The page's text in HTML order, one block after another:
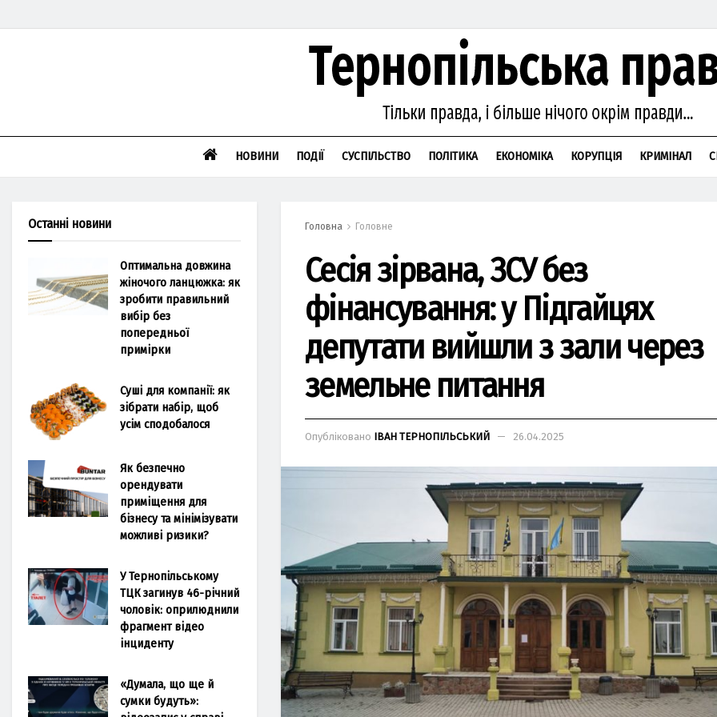
НОВИНИ ПОДІЇ СУСПІЛЬСТВО ПОЛІТИКА ЕКОНОМІКА КОРУПЦІЯ КРИМІНАЛ
Головна Головне
Сесія зірвана, ЗСУ без
фінансування: у Підгайцях
депутати вийшли з зали через
земельне питання
Опубліковано ІВАН ТЕРНОПІЛЬСЬКИЙ 26.04.2025
Останні новини
Оптимальна довжина
жіночого ланцюжка: як
зробити правильний
вибір без
попередньої
примірки
Суші для компанії: як
зібрати набір, щоб
усім сподобалося
Як безпечно
орендувати
приміщення для
бізнесу та мінімізувати
можливі ризики?
У Тернопільському
ТЦК загинув 46-річний
чоловік: оприлюднили
фрагмент відео
інциденту
«Думала, що ще й
сумки будуть»: